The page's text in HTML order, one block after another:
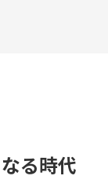
る時代